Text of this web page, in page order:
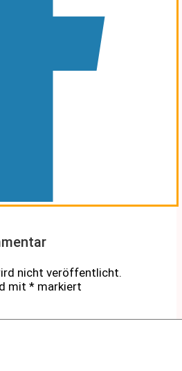
nicht veröffentlicht.
mit * markiert